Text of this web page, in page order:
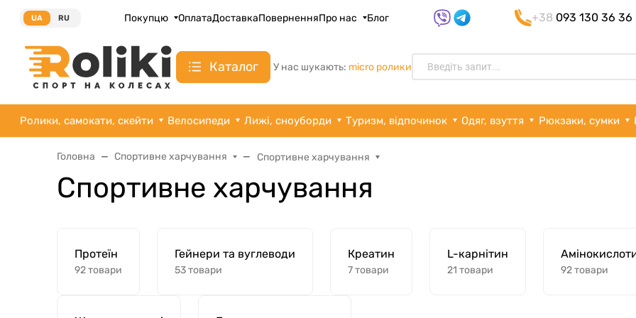
UA RU Покупцю ОплатаДоставкаПоверненняПро нас Блог +38 093 130 36 36
Каталог У нас шукають: micro ролики
Ролики, самокати, скейти Велосипеди Лижі, сноуборди Туризм, відпочинок Одяг, взуття Рюкзаки, сумки
Головна Спортивне харчування Спортивне харчування
Спортивне харчування
Протеїн
92 товари
Гейнери та вуглеводи
53 товари
Креатин
7 товари
L-карнітин
21 товари 92 товари